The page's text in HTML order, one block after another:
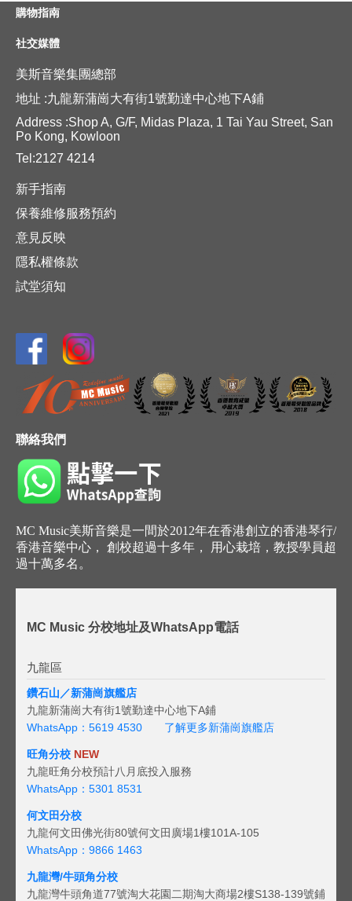
購物指南
社交媒體
美斯音樂集團總部
地址 :九龍新蒲崗大有街1號勤達中心地下A鋪
Address :Shop A, G/F, Midas Plaza, 1 Tai Yau Street, San
Po Kong, Kowloon
Tel:2127 4214
新手指南
保養維修服務預約
意見反映
隱私權條款
試堂須知
聯絡我們
MC Music美斯音樂是一間於2012年在香港創立的香港琴行/
香港音樂中心， 創校超過十多年， 用心栽培，教授學員超
過十萬多名。
MC Music 分校地址及WhatsApp電話
九龍區
鑽石山／新蒲崗旗艦店
九龍新蒲崗大有街1號勤達中心地下A鋪
WhatsApp：5619 4530
了解更多新蒲崗旗艦店
旺角分校 NEW
九龍旺角分校預計八月底投入服務
WhatsApp：5301 8531
何文田分校
九龍何文田佛光街80號何文田廣場1樓101A-105
WhatsApp：9866 1463
九龍灣/牛頭角分校
九龍灣牛頭角道77號淘大花園二期淘大商場2樓S138-139號鋪